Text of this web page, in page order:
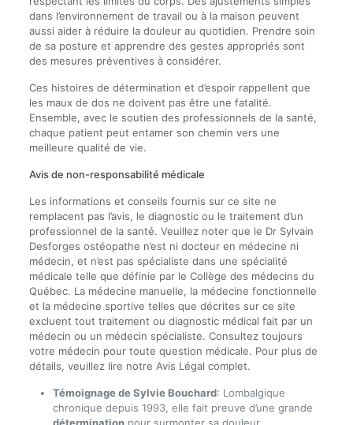
dans l’environnement de travail ou à la maison peuvent
aussi aider à réduire la douleur au quotidien. Prendre soin
de sa posture et apprendre des gestes appropriés sont
des mesures préventives à considérer.
Ces histoires de détermination et d’espoir rappellent que
les maux de dos ne doivent pas être une fatalité.
Ensemble, avec le soutien des professionnels de la santé,
chaque patient peut entamer son chemin vers une
meilleure qualité de vie.
Avis de non-responsabilité médicale
Les informations et conseils fournis sur ce site ne
remplacent pas l’avis, le diagnostic ou le traitement d’un
professionnel de la santé. Veuillez noter que le Dr Sylvain
Desforges ostéopathe n’est ni docteur en médecine ni
médecin, et n’est pas spécialiste dans une spécialité
médicale telle que définie par le Collège des médecins du
Québec. La médecine manuelle, la médecine fonctionnelle
et la médecine sportive telles que décrites sur ce site
excluent tout traitement ou diagnostic médical fait par un
médecin ou un médecin spécialiste. Consultez toujours
votre médecin pour toute question médicale. Pour plus de
détails, veuillez lire notre Avis Légal complet.
Témoignage de Sylvie Bouchard: Lombalgique
chronique depuis 1993, elle fait preuve d’une grande